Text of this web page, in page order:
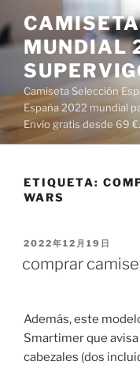
al
contenido
MUNDIAL
Camiseta Selección
España 2022 mundial
Envío gratis desde 69 €.
ETIQUETA:
WARS
PUBLICADO
2022年12月19日
comprar
Además, este
Smartimer que
cabezales (dos